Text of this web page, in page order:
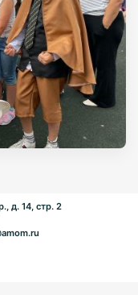
д. 14, стр. 2